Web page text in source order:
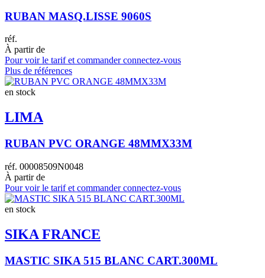
RUBAN MASQ.LISSE 9060S
réf.
À partir de
Pour voir le tarif et commander connectez-vous
Plus de références
en stock
LIMA
RUBAN PVC ORANGE 48MMX33M
réf. 00008509N0048
À partir de
Pour voir le tarif et commander connectez-vous
en stock
SIKA FRANCE
MASTIC SIKA 515 BLANC CART.300ML